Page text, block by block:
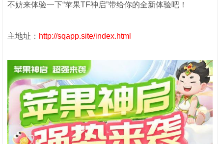
不妨来体验一下“苹果TF神启”带给你的全新体验吧！
主地址： http://sqapp.site/index.html